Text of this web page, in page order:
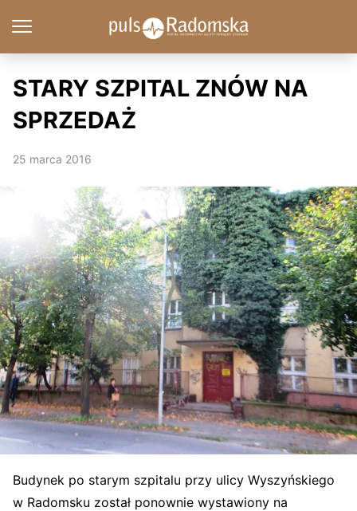
STARY SZPITAL ZNÓW NA
SPRZEDAŻ
25 marca 2016
Budynek po starym szpitalu przy ulicy Wyszyńskiego
w Radomsku został ponownie wystawiony na